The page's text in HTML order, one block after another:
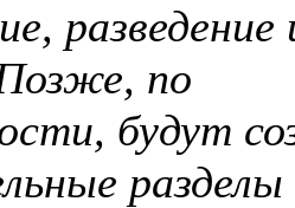
разведение
по
будут
разделы